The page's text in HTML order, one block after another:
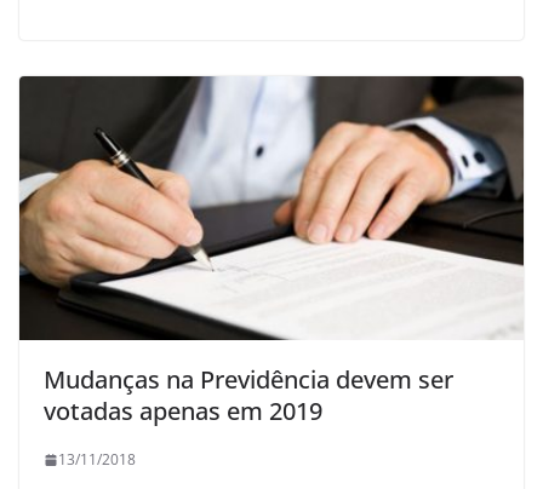
Mudanças na Previdência devem ser
votadas apenas em 2019
13/11/2018